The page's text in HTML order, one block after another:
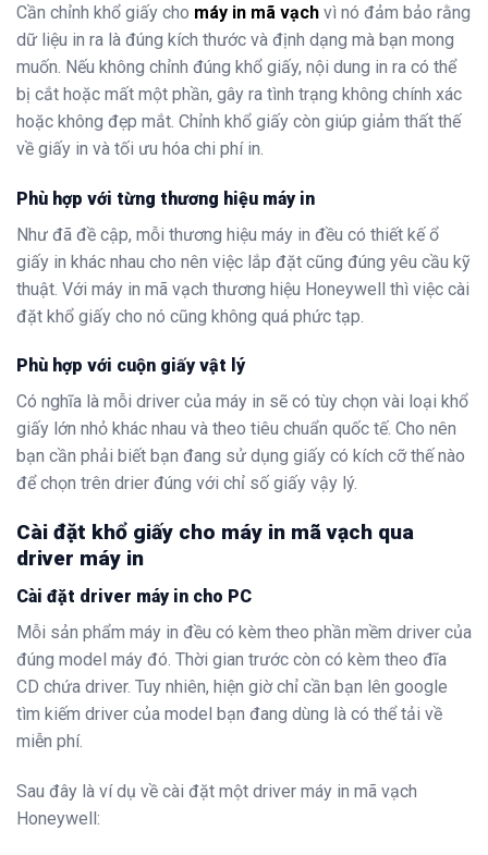
Cần chỉnh khổ giấy cho máy in mã vạch vì nó đảm bảo rằng
dữ liệu in ra là đúng kích thước và định dạng mà bạn mong
muốn. Nếu không chỉnh đúng khổ giấy, nội dung in ra có thể
bị cắt hoặc mất một phần, gây ra tình trạng không chính xác
hoặc không đẹp mắt. Chỉnh khổ giấy còn giúp giảm thất thế
về giấy in và tối ưu hóa chi phí in.
Phù hợp với từng thương hiệu máy in
Như đã đề cập, mỗi thương hiệu máy in đều có thiết kế ổ
giấy in khác nhau cho nên việc lắp đặt cũng đúng yêu cầu kỹ
thuật. Với máy in mã vạch thương hiệu Honeywell thì việc cài
đặt khổ giấy cho nó cũng không quá phức tạp.
Phù hợp với cuộn giấy vật lý
Có nghĩa là mỗi driver của máy in sẽ có tùy chọn vài loại khổ
giấy lớn nhỏ khác nhau và theo tiêu chuẩn quốc tế. Cho nên
bạn cần phải biết bạn đang sử dụng giấy có kích cỡ thế nào
để chọn trên drier đúng với chỉ số giấy vậy lý.
Cài đặt khổ giấy cho máy in mã vạch qua
driver máy in
Cài đặt driver máy in cho PC
Mỗi sản phẩm máy in đều có kèm theo phần mềm driver của
đúng model máy đó. Thời gian trước còn có kèm theo đĩa
CD chứa driver. Tuy nhiên, hiện giờ chỉ cần bạn lên google
tìm kiếm driver của model bạn đang dùng là có thể tải về
miễn phí.
Sau đây là ví dụ về cài đặt một driver máy in mã vạch
Honeywell: